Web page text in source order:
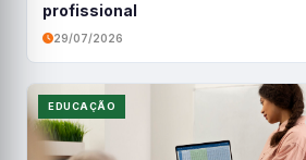
profissional
29/07/2026
EDUCAÇÃO